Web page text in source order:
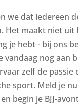
we dat iedereen
Het maakt niet
je hebt - bij ons
vandaag nog aan
zelf de passie
sport. Meld je
begin je BJJ-